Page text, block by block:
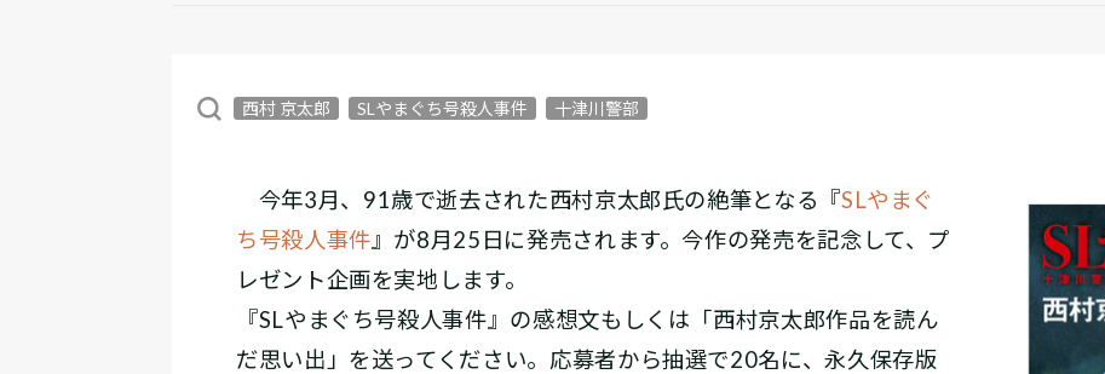
西村 京太郎 SLやまぐち号殺人事件 十津川警部
今年3月、91歳で逝去された西村京太郎氏の絶筆となる『SLやまぐ
ち号殺人事件 』が8月25日に発売されます。今作の発売を記念して、プ
レゼント企画を実地します。
『SLやまぐち号殺人事件』の感想文もしくは「西村京太郎作品を読ん
だ思い出」を送ってください。応募者から抽選で20名に、永久保存版